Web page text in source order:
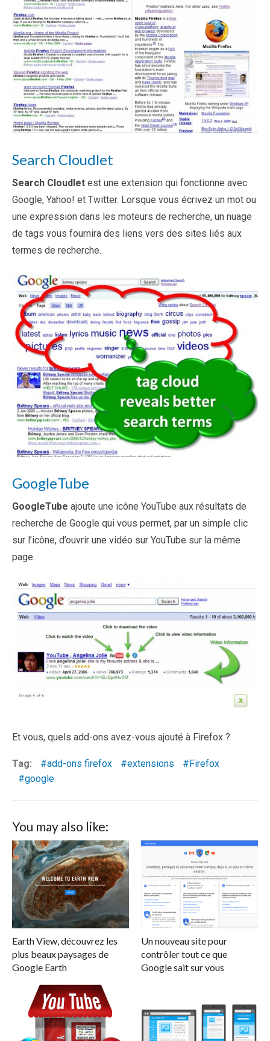
Search Cloudlet
Search Cloudlet est une extension qui fonctionne avec
Google, Yahoo! et Twitter. Lorsque vous écrivez un mot ou
une expression dans les moteurs de recherche, un nuage
de tags vous fournira des liens vers des sites liés aux
termes de recherche.
GoogleTube
GoogleTube ajoute une icône YouTube aux résultats de
recherche de Google qui vous permet, par un simple clic
sur l’icône, d’ouvrir une vidéo sur YouTube sur la même
page.
Et vous, quels add-ons avez-vous ajouté à Firefox ?
Tag: add-ons firefox extensions
Firefox
google
You may also like:
Earth View, découvrez les
plus beaux paysages de
Google Earth
Un nouveau site pour
contrôler tout ce que
Google sait sur vous